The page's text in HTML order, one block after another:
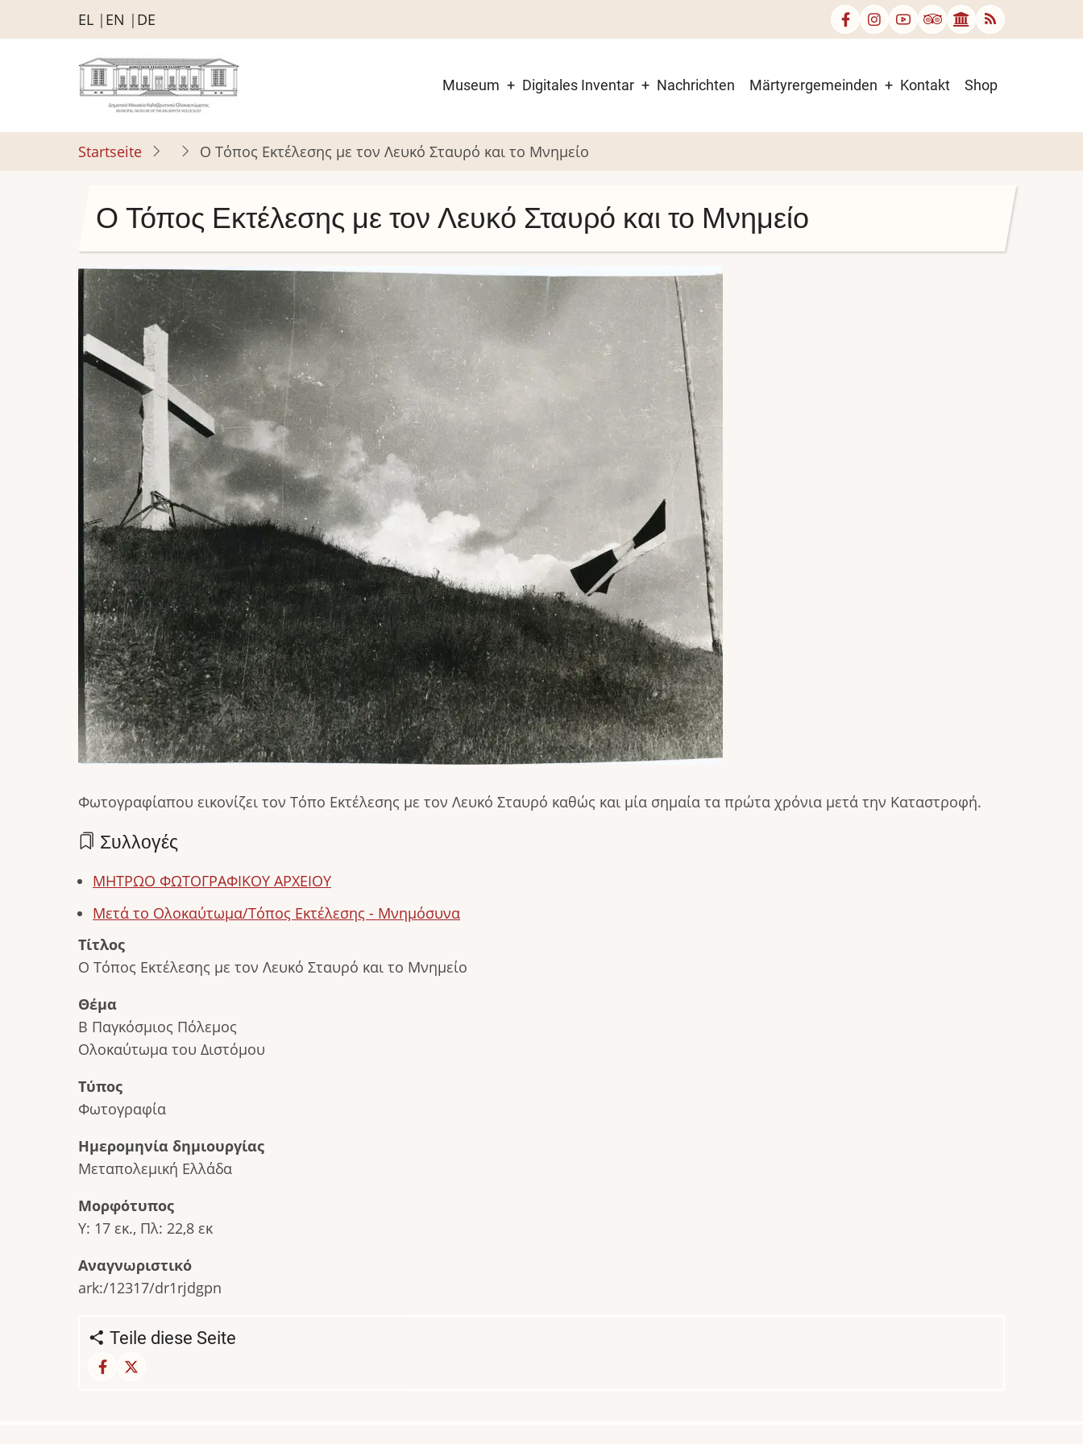
zum
EL EN DE
Museum Digitales Inventar Nachrichten Märtyrergemeinden Kontakt Shop
Startseite Ο Τόπος Εκτέλεσης με τον Λευκό Σταυρό και το Μνημείο
Ο Τόπος Εκτέλεσης με τον Λευκό Σταυρό και το Μνημείο
Bild
Φωτογραφίαπου εικονίζει τον Τόπο Εκτέλεσης με τον Λευκό Σταυρό καθώς και μία σημαία τα πρώτα χρόνια μετά την Καταστροφή.
Συλλογές
ΜΗΤΡΩΟ ΦΩΤΟΓΡΑΦΙΚΟΥ ΑΡΧΕΙΟΥ
Μετά το Ολοκαύτωμα/Τόπος Εκτέλεσης - Μνημόσυνα
Τίτλος
Ο Τόπος Εκτέλεσης με τον Λευκό Σταυρό και το Μνημείο
Θέμα
Β Παγκόσμιος Πόλεμος
Ολοκαύτωμα του Διστόμου
Τύπος
Φωτογραφία
Ημερομηνία δημιουργίας
Μεταπολεμική Ελλάδα
Μορφότυπος
Υ: 17 εκ., Πλ: 22,8 εκ
Αναγνωριστικό
ark:/12317/dr1rjdgpn
Teile diese Seite